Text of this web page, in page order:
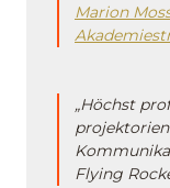
Marion
„Höchst
Flying